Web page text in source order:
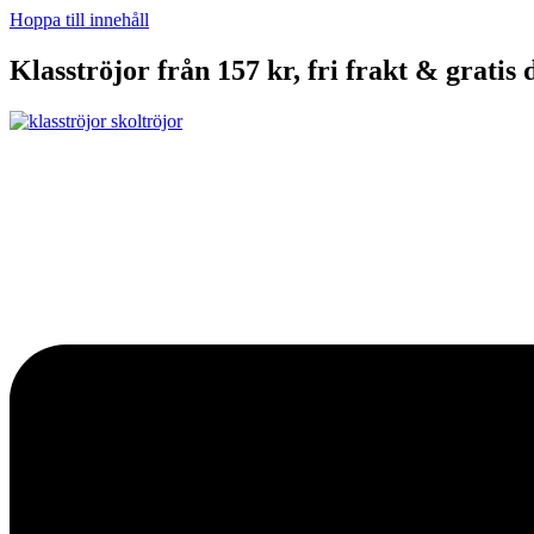
Hoppa till innehåll
Klasströjor från 157 kr, fri frakt & gratis